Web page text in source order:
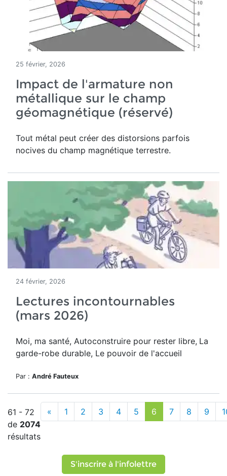
25 février, 2026
Impact de l'armature non
métallique sur le champ
géomagnétique (réservé)
Tout métal peut créer des distorsions parfois
nocives du champ magnétique terrestre.
24 février, 2026
Lectures incontournables
(mars 2026)
Moi, ma santé, Autoconstruire pour rester libre, La
garde-robe durable, Le pouvoir de l'accueil
Par : André Fauteux
61 - 72
de 2074
résultats
« 1 2 3 4 5 6 7 8 9
S'inscrire à l'infolettre